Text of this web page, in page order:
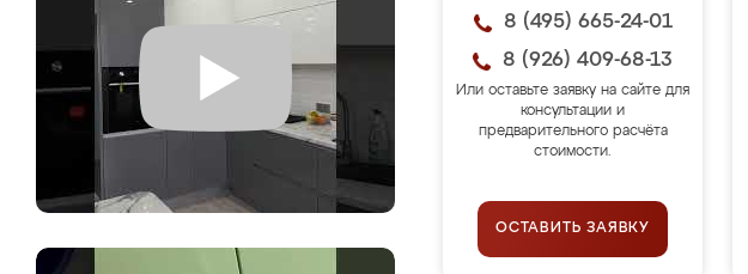
8 (495) 665-24-01
8 (926) 409-68-13
Или оставьте заявку на сайте для
консультации и
предварительного расчёта
стоимости.
ОСТАВИТЬ ЗАЯВКУ